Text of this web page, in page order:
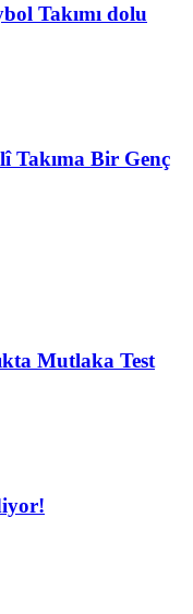
Takımı dolu
Takıma Bir Genç
Mutlaka Test